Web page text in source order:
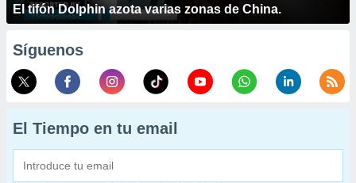
El tifón Dolphin azota varias zonas de China.
Síguenos
El Tiempo en tu email